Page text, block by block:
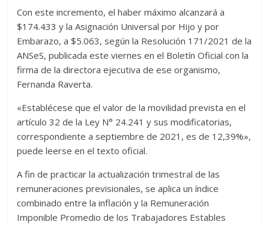
Con este incremento, el haber máximo alcanzará a
$174.433 y la Asignación Universal por Hijo y por
Embarazo, a $5.063, según la Resolución 171/2021 de la
ANSeS, publicada este viernes en el Boletín Oficial con la
firma de la directora ejecutiva de ese organismo,
Fernanda Raverta.
«Establécese que el valor de la movilidad prevista en el
artículo 32 de la Ley N° 24.241 y sus modificatorias,
correspondiente a septiembre de 2021, es de 12,39%»,
puede leerse en el texto oficial.
A fin de practicar la actualización trimestral de las
remuneraciones previsionales, se aplica un índice
combinado entre la inflación y la Remuneración
Imponible Promedio de los Trabajadores Estables